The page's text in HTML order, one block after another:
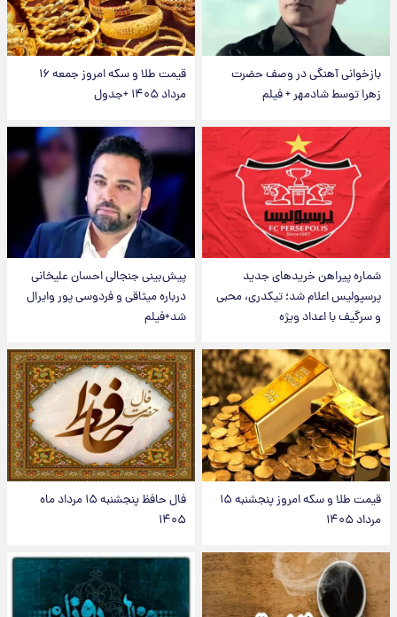
بازخوانی آهنگی در وصف حضرت
زهرا توسط شادمهر + فیلم
قیمت طلا و سکه امروز جمعه ۱۶
مرداد ۱۴۰۵ +جدول
شماره پیراهن خریدهای جدید
پرسپولیس اعلام شد؛ تیکدری، محبی
و سرگیف با اعداد ویژه
پیش‌بینی جنجالی احسان علیخانی
درباره میثاقی و فردوسی پور وایرال
شد+فیلم
قیمت طلا و سکه امروز پنجشنبه ۱۵
مرداد ۱۴۰۵
فال حافظ پنجشنبه ۱۵ مرداد ماه
۱۴۰۵